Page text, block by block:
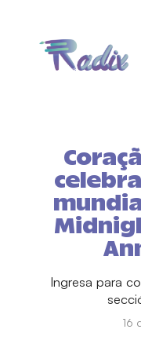
Ingresa para
16